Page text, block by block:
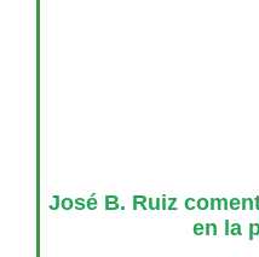
José B. Ruiz
en la